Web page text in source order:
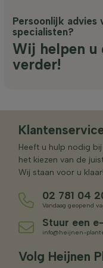
Persoonlijk advies
specialisten?
Wij helpen u
verder!
Heeft u hulp nodig
het kiezen van de
Wij staan voor u klaar!
02 781 04
Vandaag geopend
Stuur een
info@heijnen-
Volg Heijnen